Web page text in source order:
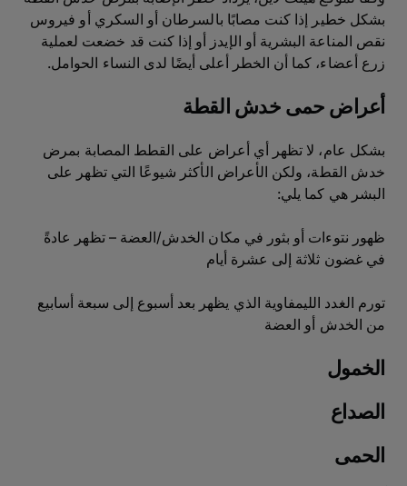
بشكل خطير إذا كنت مصابًا بالسرطان أو السكري أو فيروس
نقص المناعة البشرية أو الإيدز أو إذا كنت قد خضعت لعملية
زرع أعضاء، كما أن الخطر أعلى أيضًا لدى النساء الحوامل.
أعراض حمى خدش القطة
بشكل عام، لا تظهر أي أعراض على القطط المصابة بمرض
خدش القطة، ولكن الأعراض الأكثر شيوعًا التي تظهر على
البشر هي كما يلي:
ظهور نتوءات أو بثور في مكان الخدش/العضة – تظهر عادةً
في غضون ثلاثة إلى عشرة أيام
تورم الغدد الليمفاوية الذي يظهر بعد أسبوع إلى سبعة أسابيع
من الخدش أو العضة
الخمول
الصداع
الحمى